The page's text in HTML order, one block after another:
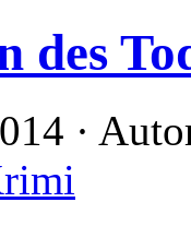
des
·